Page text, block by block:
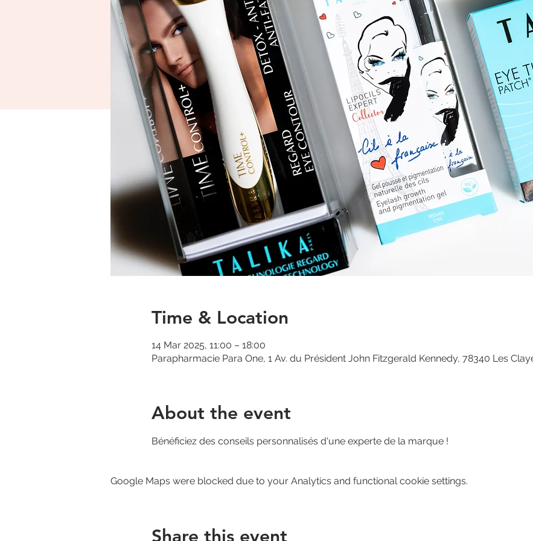
Time & Location
14 Mar 2025, 11:00 – 18:00
Parapharmacie Para One, 1 Av. du Président John Fitzgerald Kennedy, 78340 Les
About the event
Bénéficiez des conseils personnalisés d'une experte de la marque !
Google Maps were blocked due to your Analytics and functional cookie settings.
Share this event